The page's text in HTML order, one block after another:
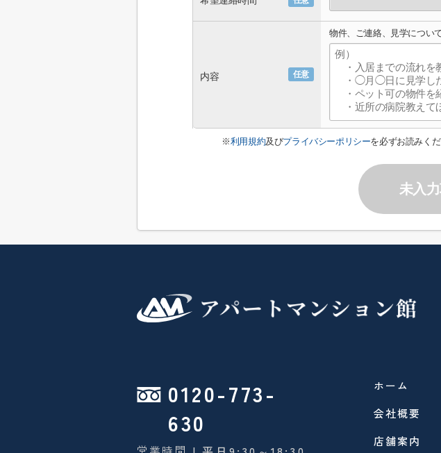
内容 任意
物件、ご連絡、見学につい
※利用規約及びプライバシーポリシーを必ずお読みく
未入
0120-773-
630
ホーム
会社概要
店舗案内